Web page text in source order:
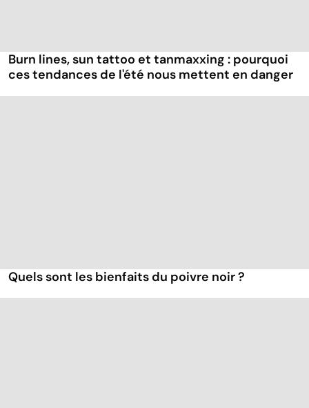
Burn lines, sun tattoo et tanmaxxing : pourquoi
ces tendances de l'été nous mettent en danger
Quels sont les bienfaits du poivre noir ?